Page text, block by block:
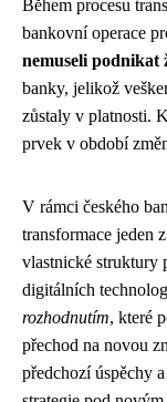
Během procesu
bankovní operace
nemuseli podnikat
banky, jelikož
zůstaly v platnosti.
prvek v období
V rámci českého
transformace jeden
vlastnické struktury
digitálních
rozhodnutím, které
přechod na novou
předchozí úspěchy